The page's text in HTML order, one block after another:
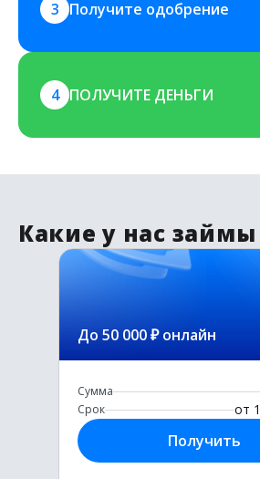
3 Получите одобрение
4 ПОЛУЧИТЕ ДЕНЬГИ
Какие у нас займы
До 50 000 ₽ онлайн
Сумма
Срок от 1
Получить